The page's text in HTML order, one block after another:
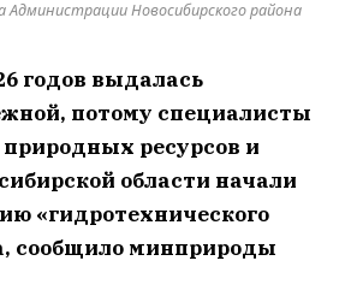
Администрации Новосибирского района
годов выдалась
потому специалисты
ресурсов и
области начали
«гидротехнического
сообщило минприроды